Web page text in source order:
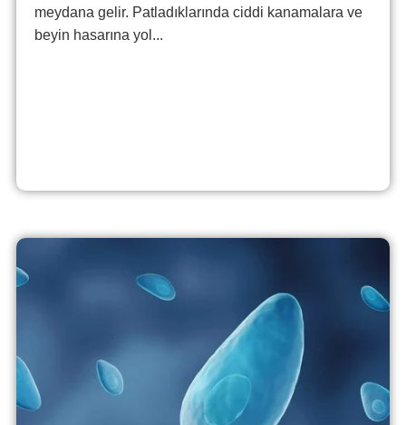
meydana gelir. Patladıklarında ciddi kanamalara ve
beyin hasarına yol...